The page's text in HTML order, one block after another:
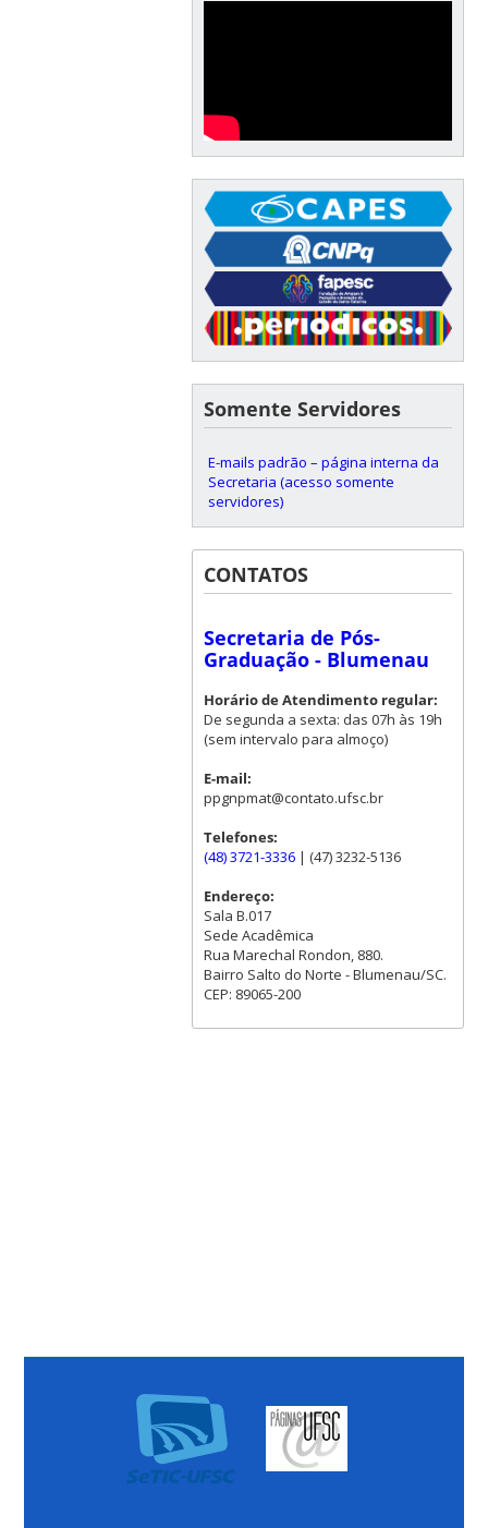
Somente Servidores
E-mails padrão – página interna da
Secretaria (acesso somente
servidores)
CONTATOS
Secretaria de Pós-
Graduação - Blumenau
Horário de Atendimento regular:
De segunda a sexta: das 07h às 19h
(sem intervalo para almoço)
E-mail:
ppgnpmat@contato.ufsc.br
Telefones:
(48) 3721-3336| (47) 3232-5136
Endereço:
Sala B.017
Sede Acadêmica
Rua Marechal Rondon, 880.
Bairro Salto do Norte - Blumenau/SC.
CEP: 89065-200